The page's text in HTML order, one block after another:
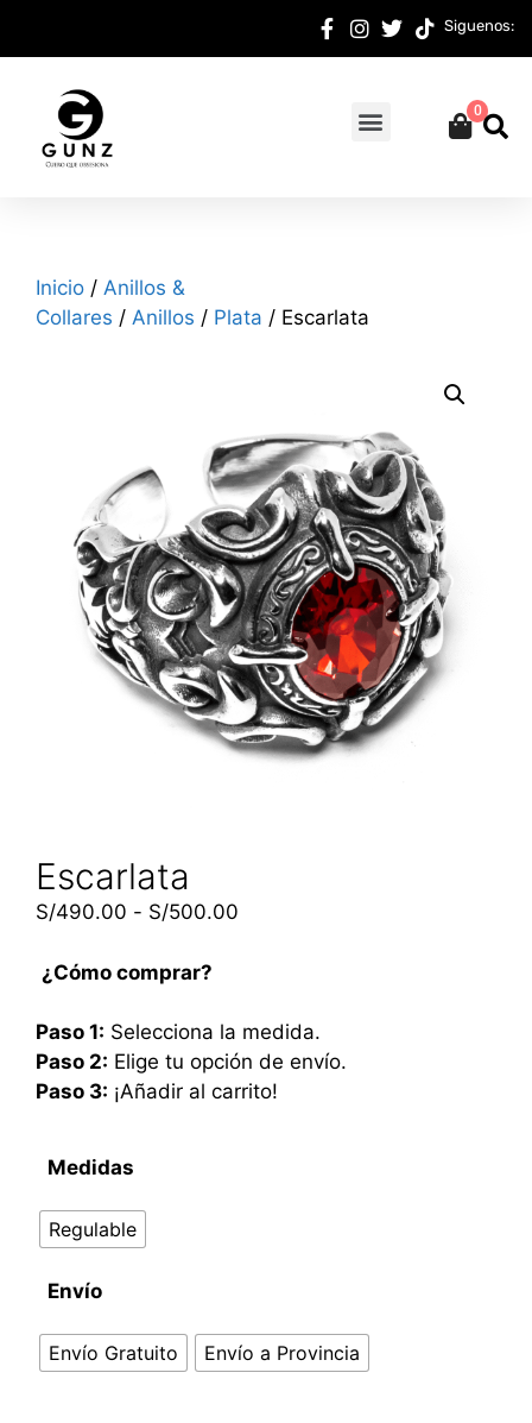
Siguenos:
0
Inicio / Anillos &
Collares / Anillos / Plata / Escarlata
Escarlata
S/490.00 - S/500.00
¿Cómo comprar?
Paso 1: Selecciona la medida.
Paso 2: Elige tu opción de envío.
Paso 3: ¡Añadir al carrito!
Medidas
Regulable
Envío
Envío Gratuito Envío a Provincia